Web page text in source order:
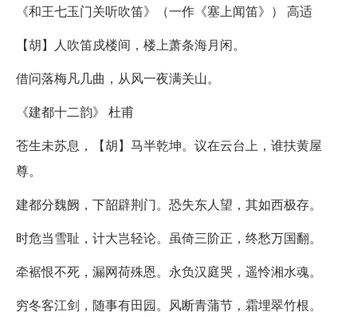
《和王七玉门关听吹笛》（一作《塞上闻笛》） 高适
【胡】人吹笛戍楼间，楼上萧条海月闲。
借问落梅凡几曲，从风一夜满关山。
《建都十二韵》 杜甫
苍生未苏息，【胡】马半乾坤。议在云台上，谁扶黄屋
尊。
建都分魏阙，下韶辟荆门。恐失东人望，其如西极存。
时危当雪耻，计大岂轻论。虽倚三阶正，终愁万国翻。
牵裾恨不死，漏网荷殊恩。永负汉庭哭，遥怜湘水魂。
穷冬客江剑，随事有田园。风断青蒲节，霜埋翠竹根。